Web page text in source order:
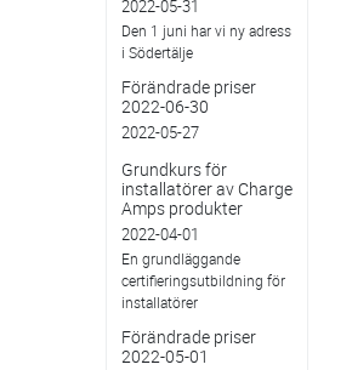
2022-05-31
Den 1 juni har vi ny adress
i Södertälje
Förändrade priser
2022-06-30
2022-05-27
Grundkurs för
installatörer av Charge
Amps produkter
2022-04-01
En grundläggande
certifieringsutbildning för
installatörer
Förändrade priser
2022-05-01